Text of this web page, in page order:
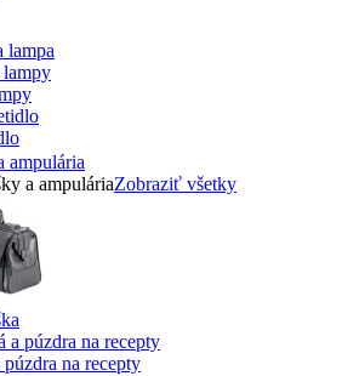
lampa
ampulária
a ampuláriaZobraziť všetky
na recepty